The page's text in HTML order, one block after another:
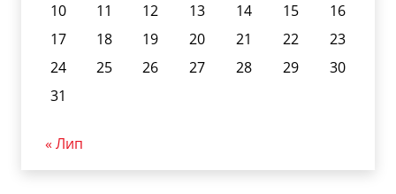
10
11 12 13 14 15
16
17
18 19 20 21 22
23
24
25 26 27 28 29
30
31
« Лип